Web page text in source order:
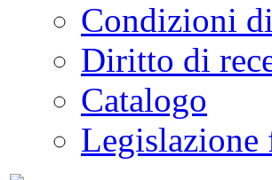
Condizioni
Diritto di
Catalogo
Legislazione